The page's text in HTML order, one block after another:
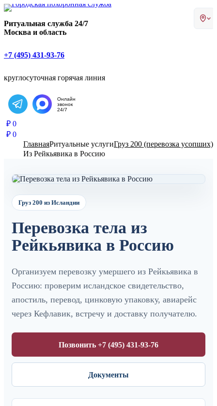
Ритуальная служба 24/7
Москва и область
+7 (495) 431-93-76
круглосуточная горячая линия
Написать в Telegram
Онлайн
звонок
24/7
₽ 0
₽ 0
ГлавнаяРитуальные услугиГруз 200 (перевозка усопших)
Из Рейкьявика в Россию
Груз 200 из Исландии
Перевозка тела из
Рейкьявика в Россию
Организуем перевозку умершего из Рейкьявика в
Россию: проверим исландское свидетельство,
апостиль, перевод, цинковую упаковку, авиарейс
через Кефлавик, встречу и доставку получателю.
Позвонить +7 (495) 431-93-76
Документы